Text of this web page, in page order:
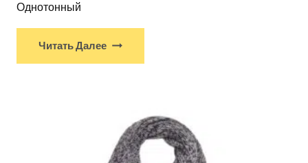
Однотонный
Читать Далее